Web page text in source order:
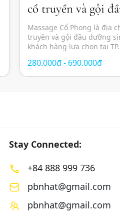
cổ truyền và gội
sinh thư giãn
Massage Cổ Phong là địa
truyền và gội đầu dưỡng
khách hàng lựa chọn tại
chăm sóc sức khỏe theo
Đông phương. Spa mang
280.000đ - 690.000đ
Stay Connected:
+84 888 999 736
pbnhat@gmail.com
pbnhat@gmail.com